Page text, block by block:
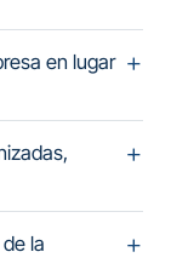
en lugar
la